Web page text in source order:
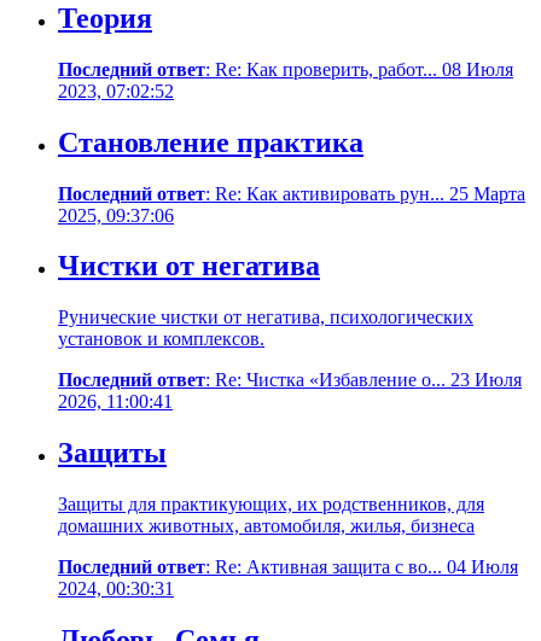
Теория
Последний ответ: Re: Как проверить, работ... 08 Июля
2023, 07:02:52
Становление практика
Последний ответ: Re: Как активировать рун... 25 Марта
2025, 09:37:06
Чистки от негатива
Рунические чистки от негатива, психологических
установок и комплексов.
Последний ответ: Re: Чистка «Избавление о... 23 Июля
2026, 11:00:41
Защиты
Защиты для практикующих, их родственников, для
домашних животных, автомобиля, жилья, бизнеса
Последний ответ: Re: Активная защита с во... 04 Июля
2024, 00:30:31